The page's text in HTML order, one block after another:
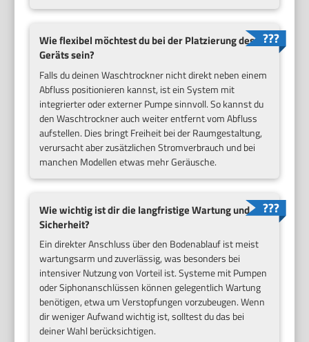
Wie flexibel möchtest du bei der Platzierung des
Geräts sein?
Falls du deinen Waschtrockner nicht direkt neben einem
Abfluss positionieren kannst, ist ein System mit
integrierter oder externer Pumpe sinnvoll. So kannst du
den Waschtrockner auch weiter entfernt vom Abfluss
aufstellen. Dies bringt Freiheit bei der Raumgestaltung,
verursacht aber zusätzlichen Stromverbrauch und bei
manchen Modellen etwas mehr Geräusche.
Wie wichtig ist dir die langfristige Wartung und
Sicherheit?
Ein direkter Anschluss über den Bodenablauf ist meist
wartungsarm und zuverlässig, was besonders bei
intensiver Nutzung von Vorteil ist. Systeme mit Pumpen
oder Siphonanschlüssen können gelegentlich Wartung
benötigen, etwa um Verstopfungen vorzubeugen. Wenn
dir weniger Aufwand wichtig ist, solltest du das bei
deiner Wahl berücksichtigen.